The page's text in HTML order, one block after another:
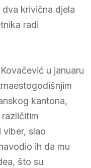
krivična djela
radi
u januaru
kantona,
viber, slao
ih da mu
što su